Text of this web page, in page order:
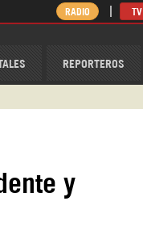
REPORTEROS
RADIO
y